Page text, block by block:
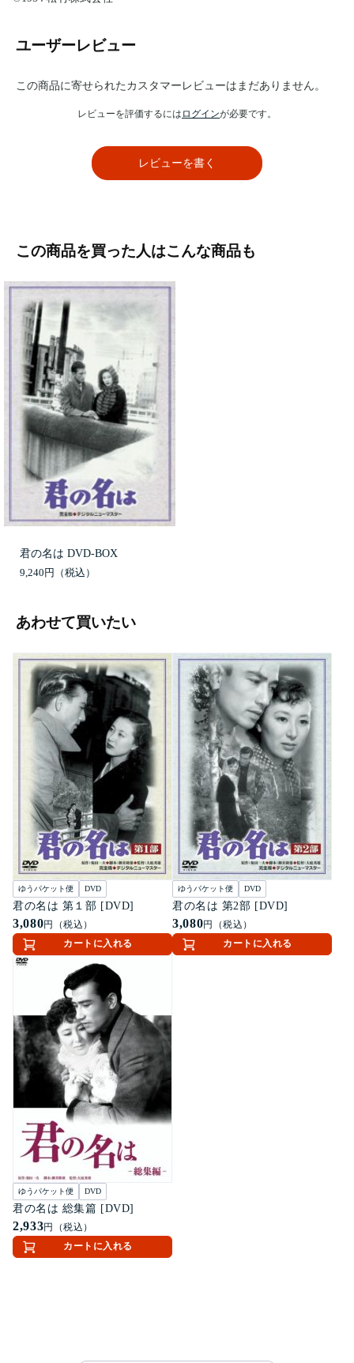
ユーザーレビュー
この商品に寄せられたカスタマーレビューはまだありません。
レビューを評価するには ログインが必要です。
レビューを書く
この商品を買った人はこんな商品も
君の名は DVD-BOX
9,240円
あわせて買いたい
ゆうパケット便 DVD
君の名は 第１部 [DVD]
3,080円（税込）
カートに入れる
ゆうパケット便 DVD
君の名は 第2部 [DVD]
3,080円（税込）
カートに入れる
ゆうパケット便 DVD
君の名は 総集篇 [DVD]
2,933円（税込）
カートに入れる